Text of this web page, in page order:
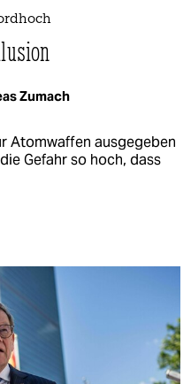
Zumach
Atomwaffen ausgegeben
Gefahr so hoch, dass